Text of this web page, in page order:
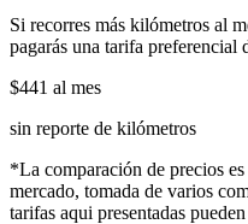
Si recorres más kilómetros al
pagarás una tarifa preferencial
$441 al mes
sin reporte de kilómetros
*La comparación de precios
mercado, tomada de varios
tarifas aqui presentadas